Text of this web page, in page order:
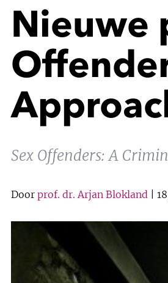
Nieuwe
Sex Offenders: A
Door prof. dr. Arjan Blokland |